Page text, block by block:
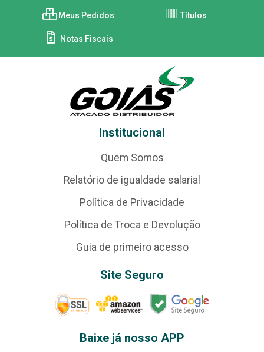
Meus Pedidos Títulos
Notas Fiscais
Institucional
Quem Somos
Relatório de igualdade salarial
Política de Privacidade
Política de Troca e Devolução
Guia de primeiro acesso
Site Seguro
Baixe já nosso APP